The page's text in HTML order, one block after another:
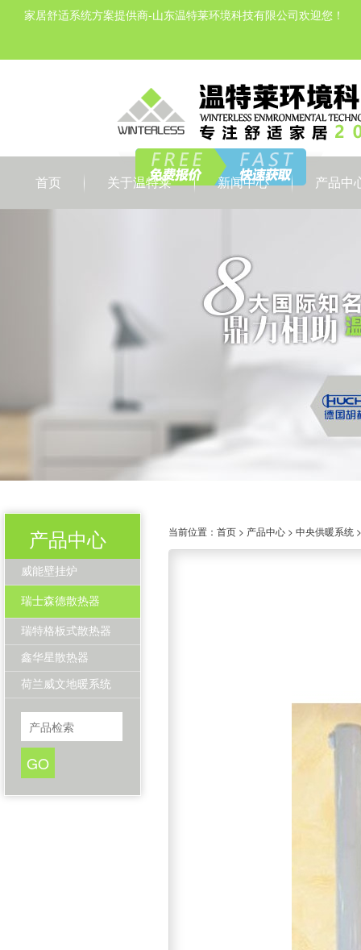
家居舒适系统方案提供商-山东温特莱环境科技有限公司欢迎您！
首页 关于温特莱 新闻中心 产品中
产品中心
威能壁挂炉
瑞士森德散热器
瑞特格板式散热器
鑫华星散热器
荷兰威文地暖系统
当前位置： 首页 > 产品中心 > 中央供暖系统